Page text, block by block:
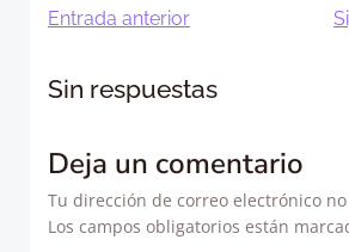
Navegación
de
entradas
Entrada anterior
Sin respuestas
Deja un comentario
Tu dirección de correo electrónico
Los campos obligatorios están